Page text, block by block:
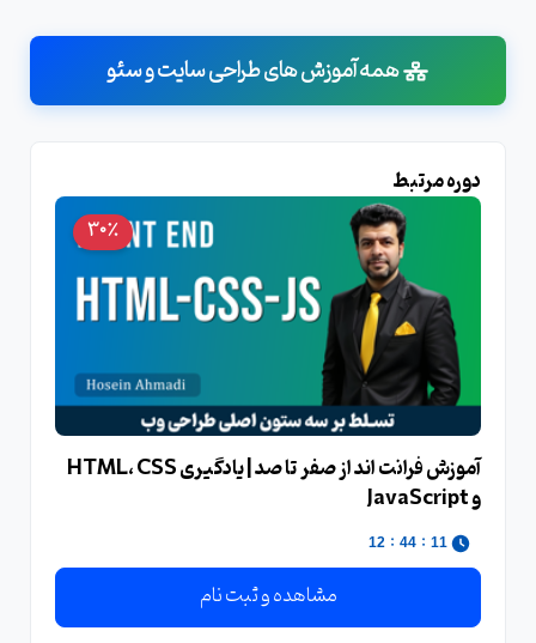
همه آموزش های طراحی سایت و سئو
دوره مرتبط
30٪
آموزش فرانت‌ اند از صفر تا صد | یادگیری HTML، CSS
و JavaScript
11
:
44
:
11
مشاهده و ثبت نام